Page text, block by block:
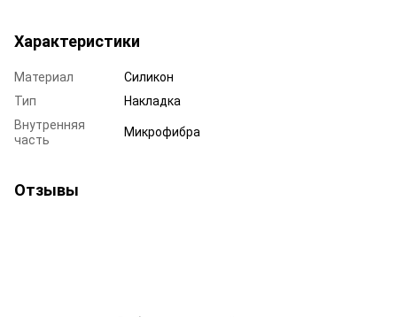
Характеристики
Материал
Силикон
Тип
Накладка
Внутренняя
часть
Микрофибра
Отзывы